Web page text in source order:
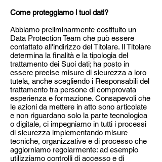
Come proteggiamo i tuoi dati?
Abbiamo preliminarmente costituito un
Data Protection Team che può essere
contattato all'indirizzo del Titolare. Il Titolare
determina la finalità e la tipologia del
trattamento dei Suoi dati; ha posto in
essere precise misure di sicurezza a loro
tutela, anche scegliendo i Responsabili del
trattamento tra persone di comprovata
esperienza e formazione. Consapevoli che
le azioni da mettere in atto sono articolate
e non riguardano solo la parte tecnologica
o digitale, ci impegniamo in tutti i processi
di sicurezza implementando misure
tecniche, organizzative e di processo che
aggiorniamo regolarmente: ad esempio
utilizziamo controlli di accesso e di